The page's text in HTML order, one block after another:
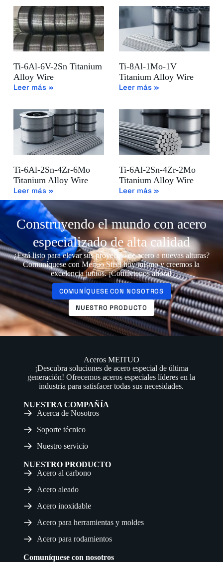
Ti-6Al-6V-2Sn Titanium
Alloy Wire
Leer más »
Ti-8Al-1Mo-1V
Titanium Alloy Wire
Leer más »
Ti-6Al-2Sn-4Zr-6Mo
Titanium Alloy Wire
Leer más »
Ti-6Al-2Sn-4Zr-2Mo
Titanium Alloy Wire
Leer más »
Construyendo el mundo con acero
especializado de alta calidad
¿Está listo para elevar sus proyectos de acero a nuevas alturas?
Comuníquese con Meituo Steel hoy mismo y creemos la
excelencia juntos. ¡Contáctenos ahora!
COMUNÍQUESE CON NOSOTROS
NUESTRO PRODUCTO
Aceros MEITUO
¡Descubra soluciones de acero especial de última
generación! Ofrecemos aceros especiales líderes en la
industria para satisfacer todas sus necesidades.
NUESTRA COMPAÑÍA
Acerca de Nosotros
Soporte técnico
Nuestro servicio
NUESTRO PRODUCTO
Acero al carbono
Acero aleado
Acero inoxidable
Acero para herramientas y moldes
Acero para rodamientos
Comuníquese con nosotros